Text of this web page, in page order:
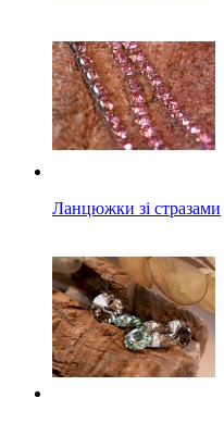
Ланцюжки зі стразами